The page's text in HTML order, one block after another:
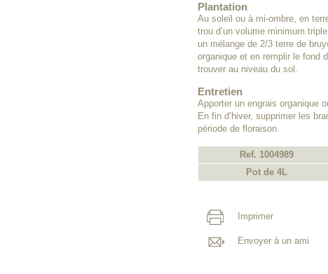
Plantation
Au soleil ou à mi-ombre, en
trou d’un volume minimum
un mélange de 2/3 terre de
organique et en remplir le fond
trouver au niveau du sol.
Entretien
Apporter un engrais organique
En fin d’hiver, supprimer les
période de floraison.
Ref. 1004989
Pot de 4L
Imprimer
Envoyer à un ami